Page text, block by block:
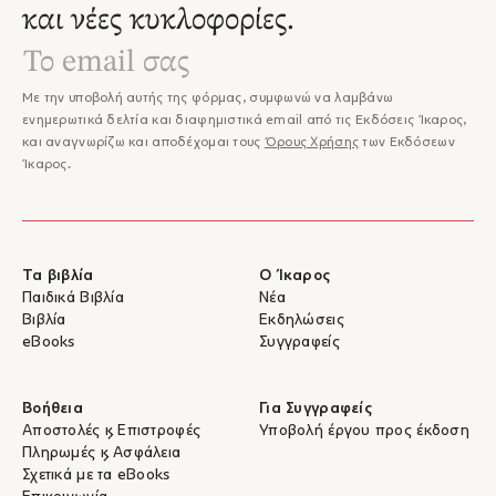
και νέες κυκλοφορίες.
Με την υποβολή αυτής της φόρμας, συμφωνώ να λαμβάνω
ενημερωτικά δελτία και διαφημιστικά email από τις Εκδόσεις Ίκαρος,
και αναγνωρίζω και αποδέχομαι τους Όρους Χρήσης των Εκδόσεων
Ίκαρος.
Τα βιβλία
Παιδικά Βιβλία
Βιβλία
eBooks
Ο Ίκαρος
Νέα
Εκδηλώσεις
Συγγραφείς
Βοήθεια
Αποστολές & Επιστροφές
Πληρωμές & Ασφάλεια
Σχετικά με τα eBooks
Για Συγγραφείς
Υποβολή έργου προς έκδοση